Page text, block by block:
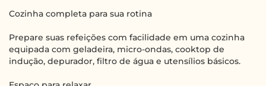
Cozinha completa para sua rotina
Prepare suas refeições com facilidade em uma cozinha
equipada com geladeira, micro-ondas, cooktop de
indução, depurador, filtro de água e utensílios básicos.